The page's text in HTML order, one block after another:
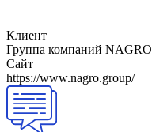
Клиент
Группа компаний NAGRO
Сайт
https://www.nagro.group/